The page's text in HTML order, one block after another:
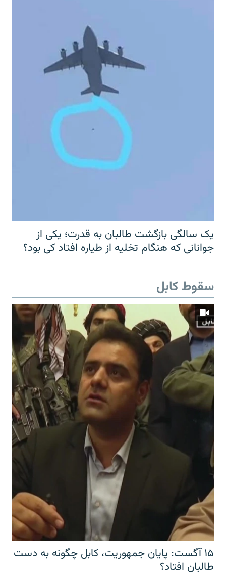
یک سالگی بازگشت طالبان به قدرت؛ یکی از
جوانانی که هنگام تخلیه از طیاره افتاد کی بود؟
سقوط کابل
۱۵ آگست: پایان جمهوریت، کابل چگونه به دست
طالبان افتاد؟